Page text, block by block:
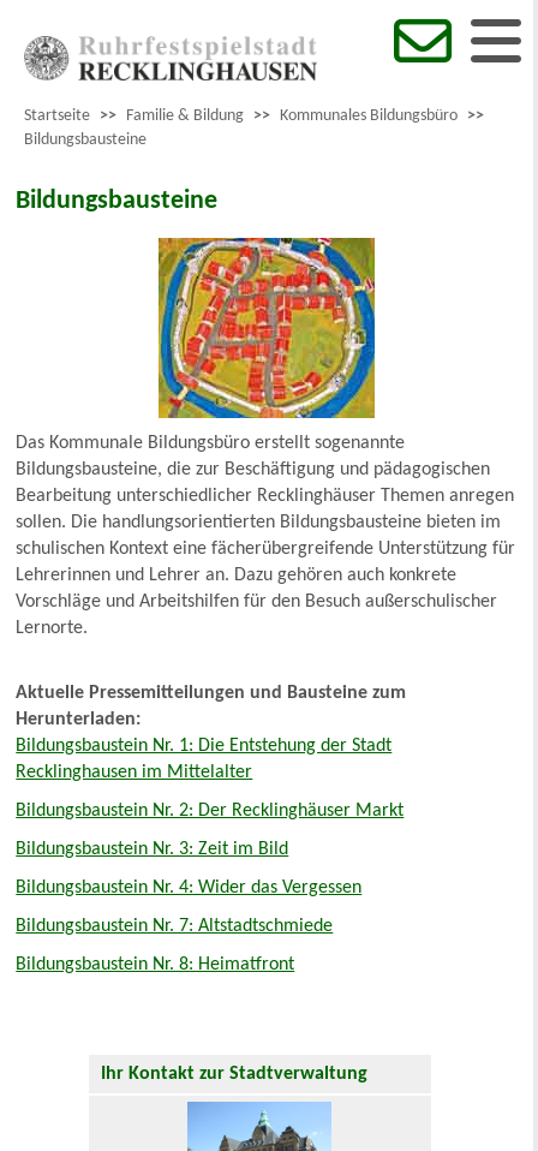
Startseite >> Familie & Bildung >> Kommunales Bildungsbüro >>
Bildungsbausteine
Bildungsbausteine
Das Kommunale Bildungsbüro erstellt sogenannte
Bildungsbausteine, die zur Beschäftigung und pädagogischen
Bearbeitung unterschiedlicher Recklinghäuser Themen anregen
sollen. Die handlungsorientierten Bildungsbausteine bieten im
schulischen Kontext eine fächerübergreifende Unterstützung für
Lehrerinnen und Lehrer an. Dazu gehören auch konkrete
Vorschläge und Arbeitshilfen für den Besuch außerschulischer
Lernorte.
Aktuelle Pressemitteilungen und Bausteine zum
Herunterladen:
Bildungsbaustein Nr. 1: Die Entstehung der Stadt
Recklinghausen im Mittelalter
Bildungsbaustein Nr. 2: Der Recklinghäuser Markt
Bildungsbaustein Nr. 3: Zeit im Bild
Bildungsbaustein Nr. 4: Wider das Vergessen
Bildungsbaustein Nr. 7: Altstadtschmiede
Bildungsbaustein Nr. 8: Heimatfront
Ihr Kontakt zur Stadtverwaltung